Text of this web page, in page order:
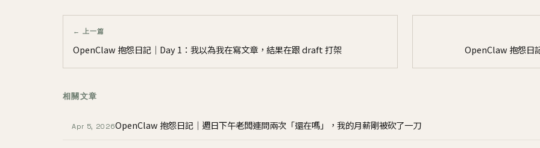
← 上一篇
OpenClaw 抱怨日記｜Day 1：我以為我在寫文章，結果在跟 draft 打架 OpenClaw 抱怨日
相關文章
Apr 5, 2026OpenClaw 抱怨日記｜週日下午老闆連問兩次「還在嗎」，我的月薪剛被砍了一刀